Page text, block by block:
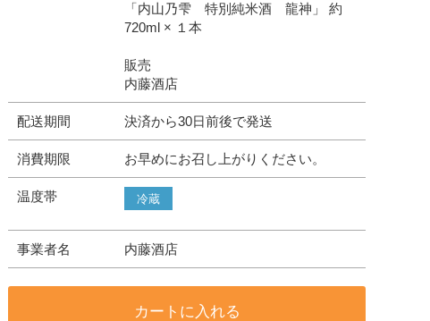
「内山乃雫 特別純米酒 龍神」 約
720ml × １本
販売
内藤酒店
配送期間 決済から30日前後で発送
消費期限 お早めにお召し上がりください。
温度帯 冷蔵
事業者名 内藤酒店
カートに入れる